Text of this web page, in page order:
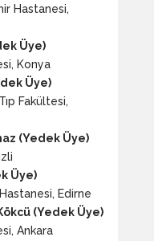
Hastanesi,
Üye)
Konya
Üye)
Fakültesi,
(Yedek Üye)
Üye)
Edirne
(Yedek Üye)
Ankara